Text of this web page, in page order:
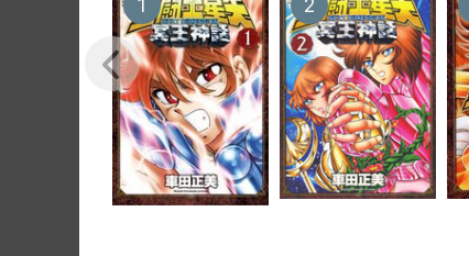
1 2